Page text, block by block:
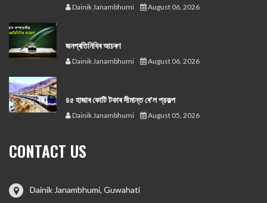
Dainik Janambhumi August 06, 2026
জনপ্ৰতিনিধিৰ আচৰণ
Dainik Janambhumi August 06, 2026
৪৫ হাজাৰ কোটি টকাৰ সীমান্ত ৰে'ল প্রকল্প
Dainik Janambhumi August 05, 2026
CONTACT US
Dainik Janambhumi, Guwahati